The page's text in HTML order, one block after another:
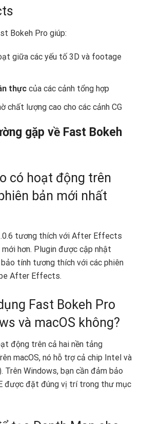
Bokeh Pro giúp:
giữa các yếu tố 3D và footage
thựccủa các cảnh tổng hợp
chất lượng cao cho các cảnh CG
gặp về Fast Bokeh
có hoạt động trên
bản mới nhất
tương thích với After Effects
hơn. Plugin được cập nhật
tính tương thích với các phiên
After Effects.
Fast Bokeh Pro
và macOS không?
động trên cả hai nền tảng
macOS, nó hỗ trợ cả chip Intel và
Trên Windows, bạn cần đảm bảo
được đặt đúng vị trí trong thư mục